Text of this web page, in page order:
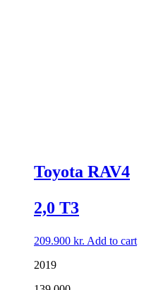
Toyota RAV4
2,0 T3
209.900 kr. Add to cart
2019